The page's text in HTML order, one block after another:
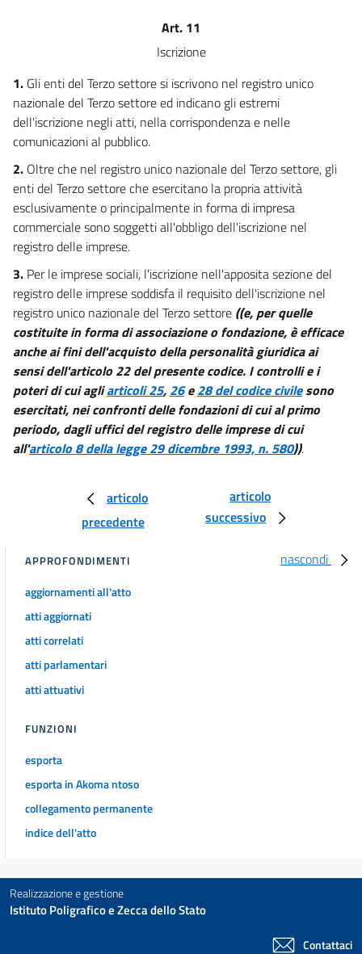
19
Titolo IV
DELLE ASSOCIAZIONI E DELLE FONDAZIONI DEL TERZO SETTORE
Disposizioni generali
20
Capo II
Della Costituzione
21
22
Capo III
Dell'ordinamento e della amministrazione
23
24
25
26
27
28
DI PARTICOLARI CATEGORIE DI ENTI DEL TERZO SETTORE
Delle organizzazioni di volontariato
33
34
37
38
Capo IV
40
Art. 11
Iscrizione
1. Gli enti del Terzo settore si iscrivono nel registro unico
nazionale del Terzo settore ed indicano gli estremi
dell'iscrizione negli atti, nella corrispondenza e nelle
comunicazioni al pubblico.
2. Oltre che nel registro unico nazionale del Terzo settore, gli
enti del Terzo settore che esercitano la propria attività
esclusivamente o principalmente in forma di impresa
commerciale sono soggetti all'obbligo dell'iscrizione nel
registro delle imprese.
3. Per le imprese sociali, l'iscrizione nell'apposita sezione del
registro delle imprese soddisfa il requisito dell'iscrizione nel
registro unico nazionale del Terzo settore ((e, per quelle
costituite in forma di associazione o fondazione, è efficace
anche ai fini dell'acquisto della personalità giuridica ai
sensi dell'articolo 22 del presente codice. I controlli e i
poteri di cui agliarticoli 25, 26e28 del codice civilesono
esercitati, nei confronti delle fondazioni di cui al primo
periodo, dagli uffici del registro delle imprese di cui
all'articolo 8 della legge 29 dicembre 1993, n. 580)).
articolo
precedente
articolo
successivo
nascondi
APPROFONDIMENTI
aggiornamenti all'atto
atti aggiornati
atti correlati
atti parlamentari
atti attuativi
FUNZIONI
esporta
esporta in Akoma ntoso
collegamento permanente
indice dell'atto
Realizzazione e gestione
Istituto Poligrafico e Zecca dello Stato
Contattaci